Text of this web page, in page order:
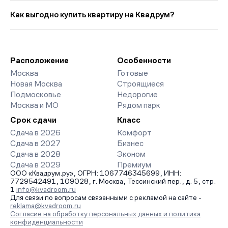
— около 218 520 руб., что на 1 034 руб. выше прошлого
со сроком сдачи в 2026 году», вы найдете проекты от
эконом- до премиум-класса. На страницах ЖК доступны
отзывы жильцов о качестве строительства, интерактивный
Как выгодно купить квартиру на Квадрум?
организует просмотр и поможет одобрить ипотеку по
минимальной ставке. Чтобы зафиксировать цену, оставьте
заявку на обратный звонок.
Расположение
Москва
Новая Москва
Подмосковье
Москва и МО
Особенности
Готовые
Строящиеся
Недорогие
Рядом парк
Срок сдачи
Сдача в 2026
Сдача в 2027
Сдача в 2028
Сдача в 2029
Класс
Комфорт
Бизнес
Эконом
Премиум
ООО «Квадрум.ру», ОГРН: 1067746345699, ИНН:
7729542491, 109028, г. Москва, Тессинский пер., д. 5, стр.
1 info@kvadroom.ru
Для связи по вопросам связанными с рекламой на сайте -
reklama@kvadroom.ru
Согласие на обработку персональных данных и политика
конфиденциальности